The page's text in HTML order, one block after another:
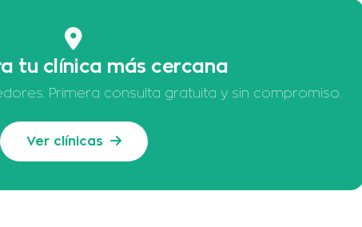
tu clínica más cercana
Primera consulta gratuita y sin compromiso.
Ver clínicas